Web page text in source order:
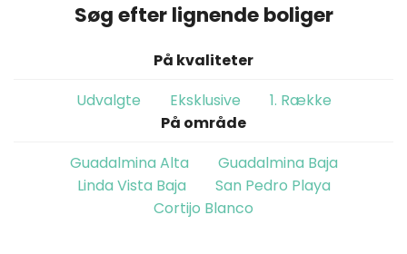
Søg efter lignende boliger
På kvaliteter
Udvalgte
Eksklusive
1. Række
På område
Guadalmina Alta
Guadalmina Baja
Linda Vista Baja
San Pedro Playa
Cortijo Blanco